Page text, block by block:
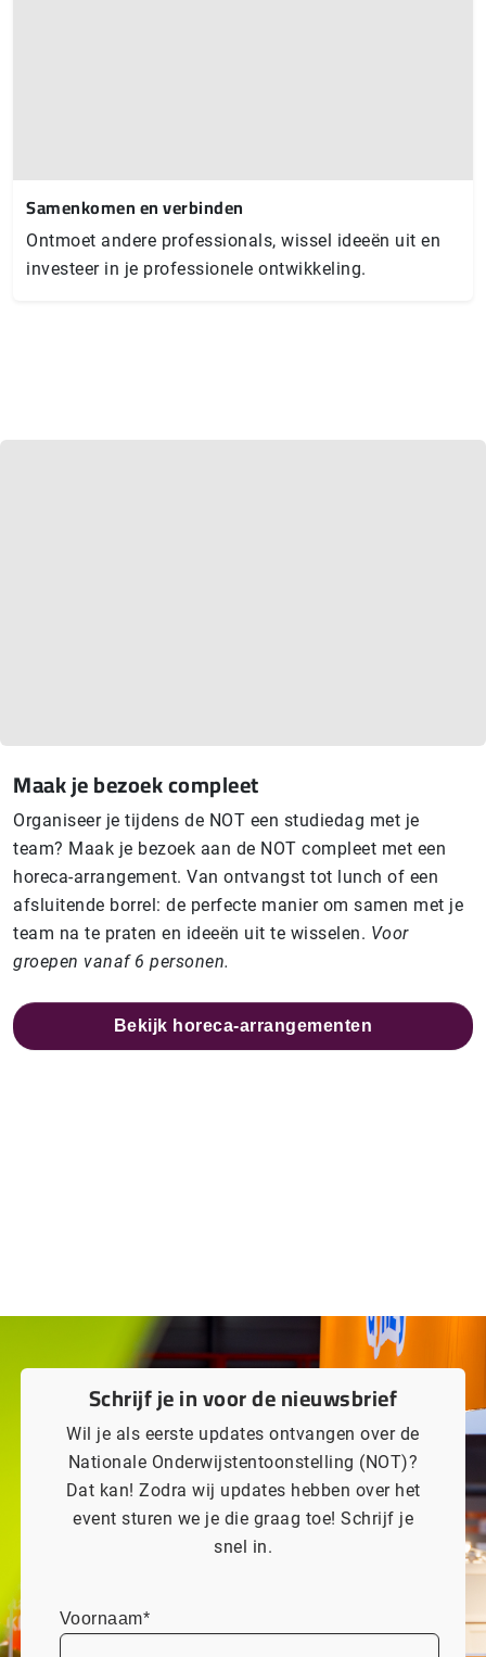
Samenkomen en verbinden
Ontmoet andere professionals, wissel ideeën uit en
investeer in je professionele ontwikkeling.
Maak je bezoek compleet
Organiseer je tijdens de NOT een studiedag met je
team? Maak je bezoek aan de NOT compleet met een
horeca-arrangement. Van ontvangst tot lunch of een
afsluitende borrel: de perfecte manier om samen met je
team na te praten en ideeën uit te wisselen. Voor
groepen vanaf 6 personen.
Bekijk horeca-arrangementen
Schrijf je in voor de nieuwsbrief
Wil je als eerste updates ontvangen over de
Nationale Onderwijstentoonstelling (NOT)?
Dat kan! Zodra wij updates hebben over het
event sturen we je die graag toe! Schrijf je
snel in.
Voornaam*